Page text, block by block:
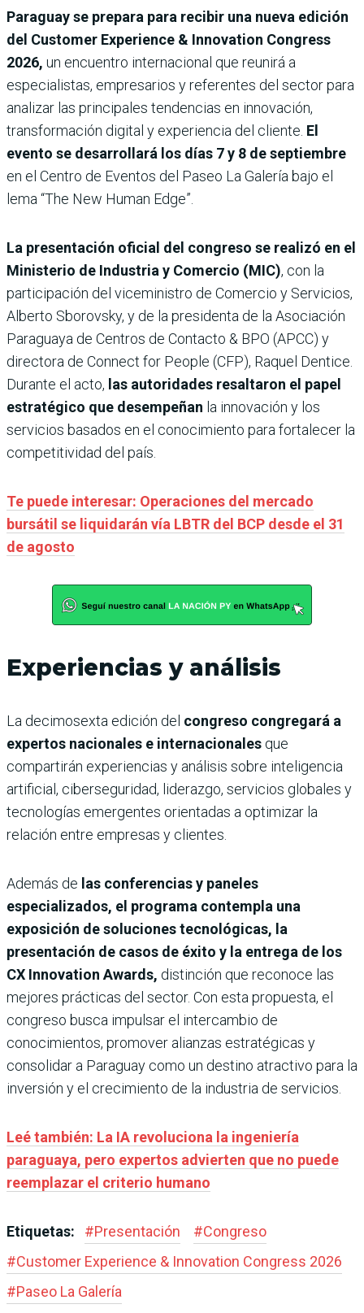
Paraguay se prepara para recibir una nueva edición
del Customer Experience & Innovation Congress
2026, un encuentro internacional que reunirá a
especialistas, empresarios y referentes del sector para
analizar las principales tendencias en innovación,
transformación digital y experiencia del cliente. El
evento se desarrollará los días 7 y 8 de septiembre
en el Centro de Eventos del Paseo La Galería bajo el
lema “The New Human Edge”.
La presentación oficial del congreso se realizó en el
Ministerio de Industria y Comercio (MIC), con la
participación del viceministro de Comercio y Servicios,
Alberto Sborovsky, y de la presidenta de la Asociación
Paraguaya de Centros de Contacto & BPO (APCC) y
directora de Connect for People (CFP), Raquel Dentice.
Durante el acto, las autoridades resaltaron el papel
estratégico que desempeñan la innovación y los
servicios basados en el conocimiento para fortalecer la
competitividad del país.
Te puede interesar: Operaciones del mercado
bursátil se liquidarán vía LBTR del BCP desde el 31
de agosto
Experiencias y análisis
La decimosexta edición del congreso congregará a
expertos nacionales e internacionales que
compartirán experiencias y análisis sobre inteligencia
artificial, ciberseguridad, liderazgo, servicios globales y
tecnologías emergentes orientadas a optimizar la
relación entre empresas y clientes.
Además de las conferencias y paneles
especializados, el programa contempla una
exposición de soluciones tecnológicas, la
presentación de casos de éxito y la entrega de los
CX Innovation Awards, distinción que reconoce las
mejores prácticas del sector. Con esta propuesta, el
congreso busca impulsar el intercambio de
conocimientos, promover alianzas estratégicas y
consolidar a Paraguay como un destino atractivo para la
inversión y el crecimiento de la industria de servicios.
Leé también: La IA revoluciona la ingeniería
paraguaya, pero expertos advierten que no puede
reemplazar el criterio humano
Etiquetas: #Presentación #Congreso
#Customer Experience & Innovation Congress 2026
#Paseo La Galería